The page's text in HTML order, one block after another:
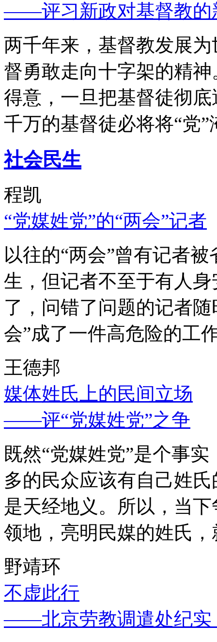
——评习新政对基督教的
两千年来，基督教发展
督勇敢走向十字架的精
得意，一旦把基督徒彻
千万的基督徒必将将“党”
社会民生
程凯
“党媒姓党”的“两会”记者
以往的“两会”曾有记者
生，但记者不至于有人
了，问错了问题的记者
会”成了一件高危险的工
王德邦
媒体姓氏上的民间立场
——评“党媒姓党”之争
既然“党媒姓党”是个事
多的民众应该有自己姓
是天经地义。所以，当
领地，亮明民媒的姓氏
野靖环
不虚此行
——北京劳教调遣处纪实